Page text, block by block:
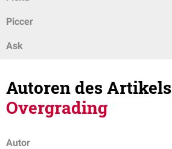
Piccer
Ask
Autoren des Artikels
Overgrading
Autor